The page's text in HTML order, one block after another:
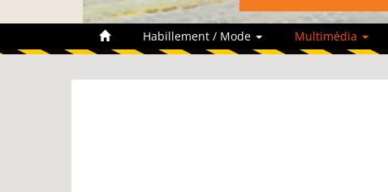
Habillement / Mode Multimédia